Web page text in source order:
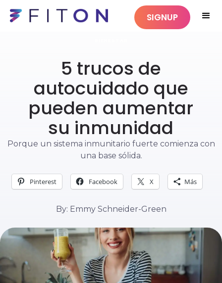
SIGNUP
5 trucos de
autocuidado que
pueden aumentar
su inmunidad
Porque un sistema inmunitario fuerte comienza con
una base sólida.
Pinterest Facebook X Más
By: Emmy Schneider-Green